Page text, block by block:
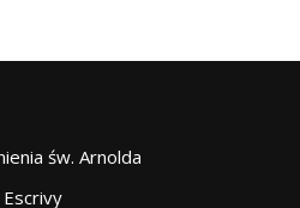
św. Arnolda